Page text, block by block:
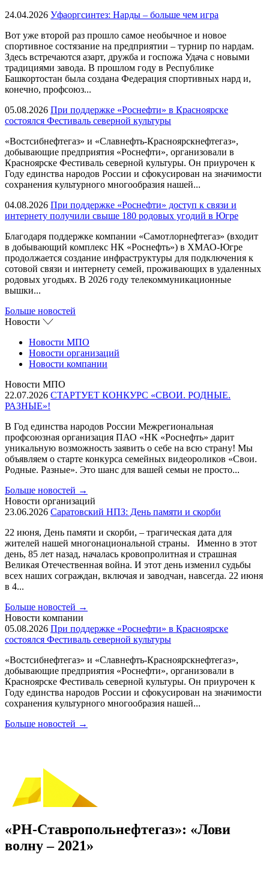
24.04.2026 Уфаоргсинтез: Нарды – больше чем игра
Вот уже второй раз прошло самое необычное и новое
спортивное состязание на предприятии – турнир по нардам.
Здесь встречаются азарт, дружба и госпожа Удача с новыми
традициями завода. В прошлом году в Республике
Башкортостан была создана Федерация спортивных нард и,
конечно, профсоюз...
05.08.2026 При поддержке «Роснефти» в Красноярске
состоялся Фестиваль северной культуры
«Востсибнефтегаз» и «Славнефть-Красноярскнефтегаз»,
добывающие предприятия «Роснефти», организовали в
Красноярске Фестиваль северной культуры. Он приурочен к
Году единства народов России и сфокусирован на значимости
сохранения культурного многообразия нашей...
04.08.2026 При поддержке «Роснефти» доступ к связи и
интернету получили свыше 180 родовых угодий в Югре
Благодаря поддержке компании «Самотлорнефтегаз» (входит
в добывающий комплекс НК «Роснефть») в ХМАО-Югре
продолжается создание инфраструктуры для подключения к
сотовой связи и интернету семей, проживающих в удаленных
родовых угодьях. В 2026 году телекоммуникационные
вышки...
Больше новостей
Новости
Новости МПО
Новости организаций
Новости компании
Новости МПО
22.07.2026 СТАРТУЕТ КОНКУРС «СВОИ. РОДНЫЕ.
РАЗНЫЕ»!
В Год единства народов России Межрегиональная
профсоюзная организация ПАО «НК «Роснефть» дарит
уникальную возможность заявить о себе на всю страну! Мы
объявляем о старте конкурса семейных видеороликов «Свои.
Родные. Разные». Это шанс для вашей семьи не просто...
Больше новостей →
Новости организаций
23.06.2026 Саратовский НПЗ: День памяти и скорби
22 июня, День памяти и скорби, – трагическая дата для
жителей нашей многонациональной страны. Именно в этот
день, 85 лет назад, началась кровопролитная и страшная
Великая Отечественная война. И этот день изменил судьбы
всех наших сограждан, включая и заводчан, навсегда. 22 июня
в 4...
Больше новостей →
Новости компании
05.08.2026 При поддержке «Роснефти» в Красноярске
состоялся Фестиваль северной культуры
«Востсибнефтегаз» и «Славнефть-Красноярскнефтегаз»,
добывающие предприятия «Роснефти», организовали в
Красноярске Фестиваль северной культуры. Он приурочен к
Году единства народов России и сфокусирован на значимости
сохранения культурного многообразия нашей...
Больше новостей →
«РН-Ставропольнефтегаз»: «Лови
волну – 2021»